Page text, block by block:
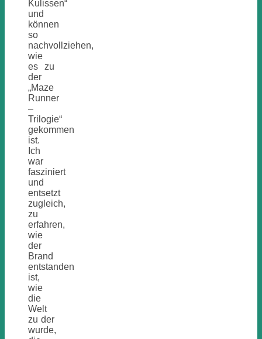
Kulissen“
und
können
so
nachvollziehen,
wie
es zu
der
„Maze
Runner
–
Trilogie“
gekommen
ist.
Ich
war
fasziniert
und
entsetzt
zugleich,
zu
erfahren,
wie
der
Brand
entstanden
ist,
wie
die
Welt
zu der
wurde,